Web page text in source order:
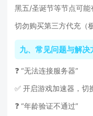
黑五/圣诞节等节点可能
切勿购买第三方代充（
九、常见问题与解决
❓ “无法连接服务器”
✅ 开启游戏加速器，切
❓ “年龄验证不通过”